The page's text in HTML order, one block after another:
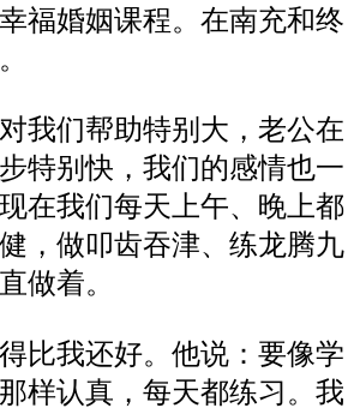
福婚姻课程。在南充和终
我们帮助特别大，老公在
特别快，我们的感情也一
在我们每天上午、晚上都
，做叩齿吞津、练龙腾九
做着。
比我还好。他说：要像学
样认真，每天都练习。我